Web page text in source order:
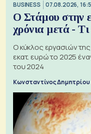
BUSINESS 07.08.2026,
Ο Στάμου στην
χρόνια μετά - Τι
Ο κύκλος εργασιών
εκατ. ευρώ το 2025
του 2024
Κωνσταντίνος Δημητρίου